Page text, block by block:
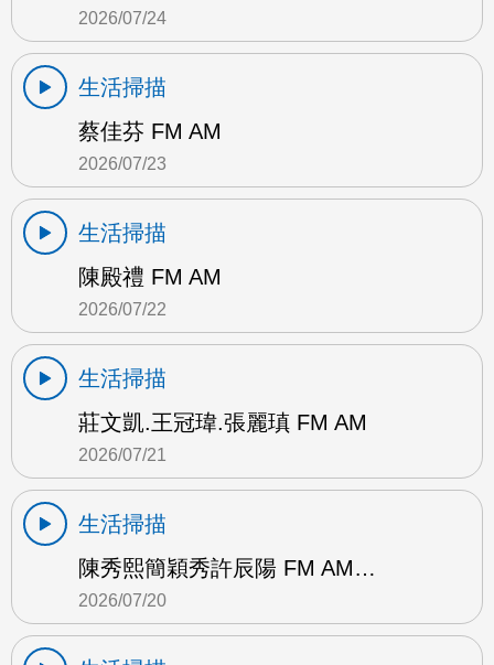
2026/07/24
生活掃描
蔡佳芬 FM AM
2026/07/23
生活掃描
陳殿禮 FM AM
2026/07/22
生活掃描
莊文凱.王冠瑋.張麗瑱 FM AM
2026/07/21
生活掃描
陳秀熙簡穎秀許辰陽 FM AM…
2026/07/20